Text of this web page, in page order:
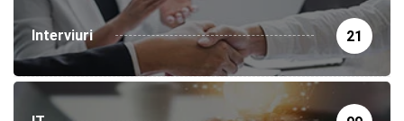
Interviuri 21